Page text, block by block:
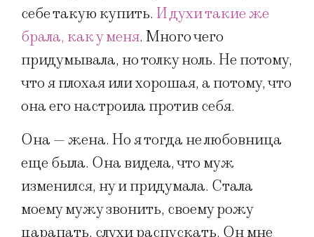
себе такую купить. И духи такие же
брала, как у меня. Много чего
придумывала, но толку ноль. Не потому,
что я плохая или хорошая, а потому, что
она его настроила против себя.
Она — жена. Но я тогда не любовница
еще была. Она видела, что муж
изменился, ну и придумала. Стала
моему мужу звонить, своему рожу
царапать, слухи распускать. Он мне